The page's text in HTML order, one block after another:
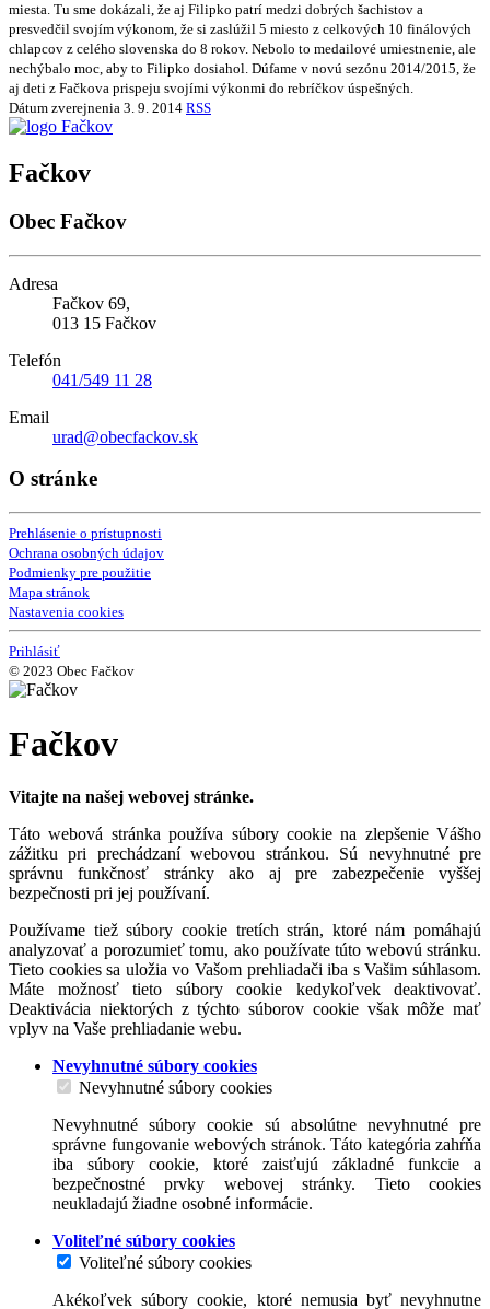
miesta. Tu sme dokázali, že aj Filipko patrí medzi dobrých šachistov a
presvedčil svojím výkonom, že si zaslúžil 5 miesto z celkových 10 finálových
chlapcov z celého slovenska do 8 rokov. Nebolo to medailové umiestnenie, ale
nechýbalo moc, aby to Filipko dosiahol. Dúfame v novú sezónu 2014/2015, že
aj deti z Fačkova prispeju svojími výkonmi do rebríčkov úspešných.
Dátum zverejnenia 3. 9. 2014 RSS
Fačkov
Obec Fačkov
Adresa
Fačkov 69,
013 15 Fačkov
Telefón
041/549 11 28
Email
urad@obecfackov.sk
O stránke
Prehlásenie o prístupnosti
Ochrana osobných údajov
Podmienky pre použitie
Mapa stránok
Nastavenia cookies
Prihlásiť
© 2023 Obec Fačkov
Fačkov
Vitajte na našej webovej stránke.
Táto webová stránka používa súbory cookie na zlepšenie Vášho
zážitku pri prechádzaní webovou stránkou. Sú nevyhnutné pre
správnu funkčnosť stránky ako aj pre zabezpečenie vyššej
bezpečnosti pri jej používaní.
Používame tiež súbory cookie tretích strán, ktoré nám pomáhajú
analyzovať a porozumieť tomu, ako používate túto webovú stránku.
Tieto cookies sa uložia vo Vašom prehliadači iba s Vašim súhlasom.
Máte možnosť tieto súbory cookie kedykoľvek deaktivovať.
Deaktivácia niektorých z týchto súborov cookie však môže mať
vplyv na Vaše prehliadanie webu.
Nevyhnutné súbory cookies
Nevyhnutné súbory cookies
Nevyhnutné súbory cookie sú absolútne nevyhnutné pre
správne fungovanie webových stránok. Táto kategória zahŕňa
iba súbory cookie, ktoré zaisťujú základné funkcie a
bezpečnostné prvky webovej stránky. Tieto cookies
neukladajú žiadne osobné informácie.
Voliteľné súbory cookies
Voliteľné súbory cookies
Akékoľvek súbory cookie, ktoré nemusia byť nevyhnutne